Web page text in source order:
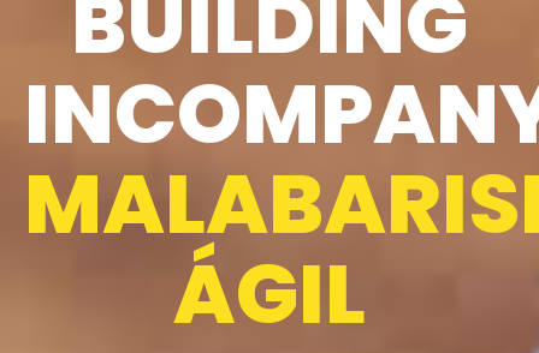
BUILDING
ÁGIL